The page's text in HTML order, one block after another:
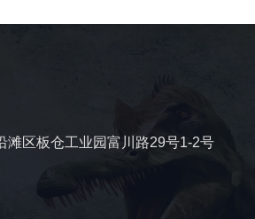
品类，同时支持恐龙化石骨架
场景，公司推出恐龙电动车与
装置及安全扶手，适用于乐
滩区板仓工业园富川路29号1-2号